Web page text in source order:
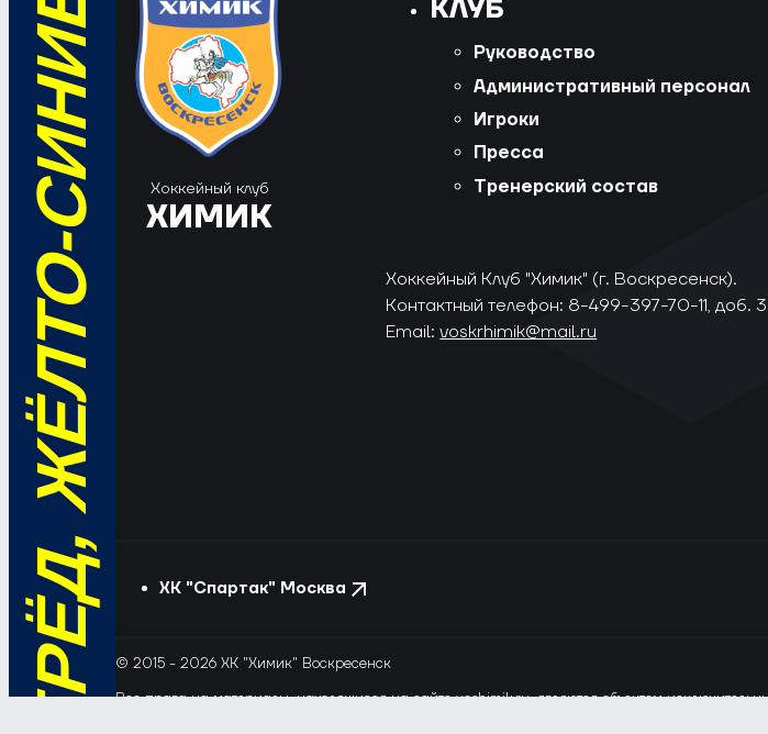
ВПЕРЁД, ЖЁЛТО-СИНИЕ! Хоккейный клуб
ХИМИК
КЛУБ
Руководство
Административный персонал
Игроки
Пресса
Тренерский состав
Хоккейный Клуб "Химик" (г. Воскресенск).
Контактный телефон: 8-499-397-70-11, доб. 3
Email:voskrhimik@mail.ru
ХК "Спартак" Москва
© 2015 - 2026 ХК "Химик" Воскресенск
Все права на материалы, находящиеся на сайте voshimik.ru, являются объектом